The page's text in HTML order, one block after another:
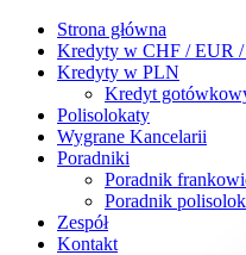
Strona główna
Kredyty w CHF / EUR
Kredyty w PLN
Kredyt
Polisolokaty
Wygrane Kancelarii
Poradniki
Poradnik
Poradnik
Zespół
Kontakt